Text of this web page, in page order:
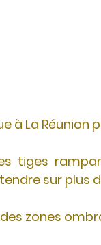
à La
tiges
sur plus
zones